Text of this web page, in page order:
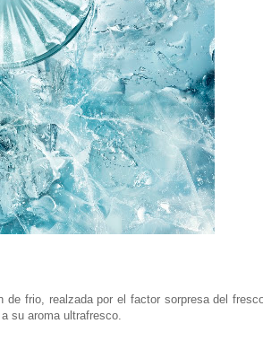
frio, realzada por el factor sorpresa del
su aroma ultrafresco.